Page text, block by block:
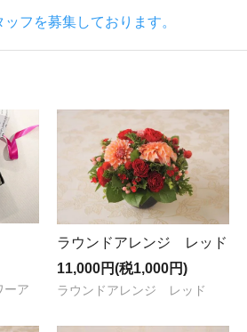
フを募集しております。
ーア
ラウンドアレンジ レッド
11,000円(税1,000円)
ラウンドアレンジ レッド